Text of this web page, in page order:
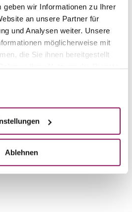
geben wir Informationen zu Ihrer
an unsere Partner für
und Analysen weiter. Unsere
möglicherweise mit
die Sie ihnen bereitgestellt
Ablehnen
einfach online über unser
per Telefon unter+49 6151
wir Ihnen den Gutschein
per Post zu. Hierfür
Rechnung an die von Ihnen
Behandlungsspektrums